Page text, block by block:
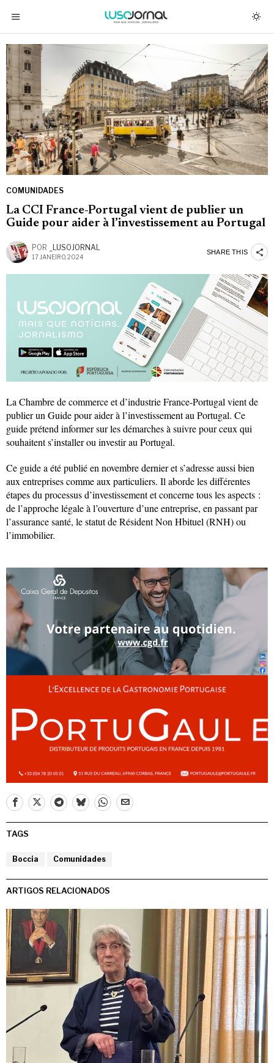
COMUNIDADES
La CCI France-Portugal vient de publier un
Guide pour aider à l’investissement au Portugal
POR _LUSOJORNAL
17 JANEIRO, 2024
SHARE THIS
La Chambre de commerce et d’industrie France-Portugal vient de
publier un Guide pour aider à l’investissement au Portugal. Ce
guide prétend informer sur les démarches à suivre pour ceux qui
souhaitent s’installer ou investir au Portugal.
Ce guide a été publié en novembre dernier et s’adresse aussi bien
aux entreprises comme aux particuliers. Il aborde les différentes
étapes du processus d’investissement et concerne tous les aspects :
de l’approche légale à l’ouverture d’une entreprise, en passant par
l’assurance santé, le statut de Résident Non Hbituel (RNH) ou
l’immobilier.
TAGS
Boccia Comunidades
ARTIGOS RELACIONADOS